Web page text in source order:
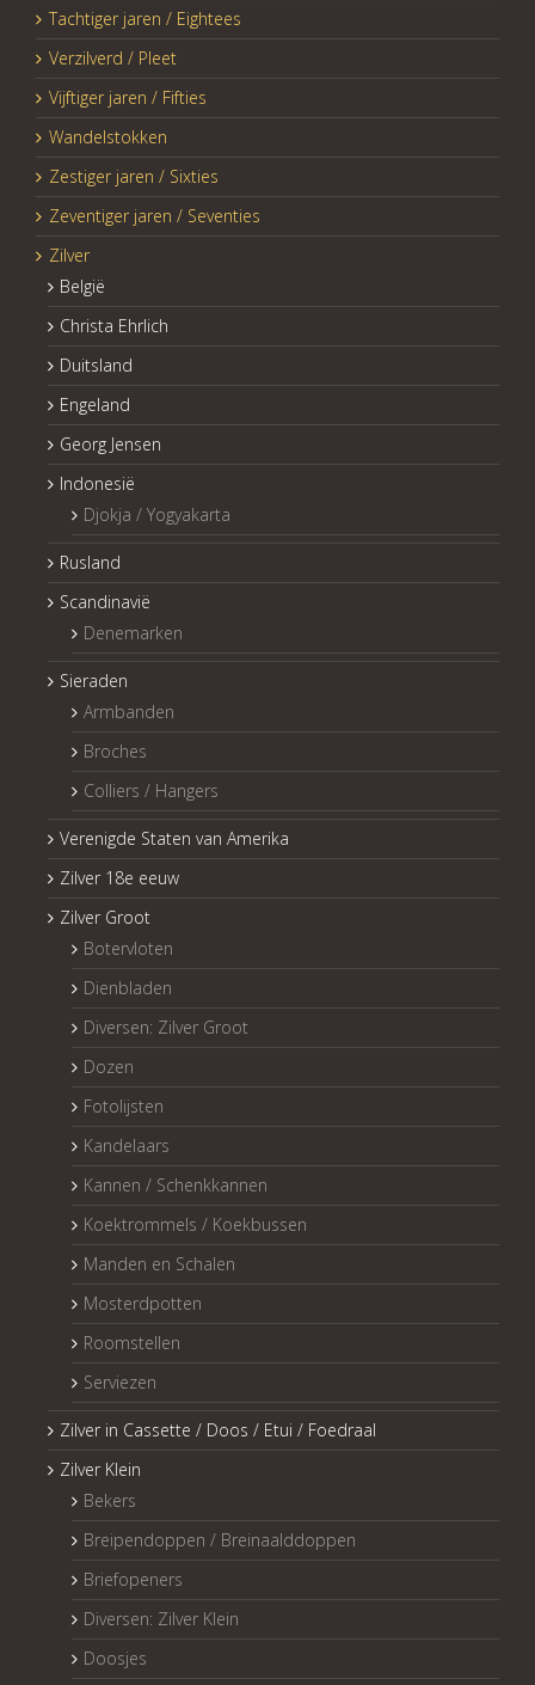
Tachtiger jaren / Eightees
Verzilverd / Pleet
Vijftiger jaren / Fifties
Wandelstokken
Zestiger jaren / Sixties
Zeventiger jaren / Seventies
Zilver
België
Christa Ehrlich
Duitsland
Engeland
Georg Jensen
Indonesië
Djokja / Yogyakarta
Rusland
Scandinavië
Denemarken
Sieraden
Armbanden
Broches
Colliers / Hangers
Verenigde Staten van Amerika
Zilver 18e eeuw
Zilver Groot
Botervloten
Dienbladen
Diversen: Zilver Groot
Dozen
Fotolijsten
Kandelaars
Kannen / Schenkkannen
Koektrommels / Koekbussen
Manden en Schalen
Mosterdpotten
Roomstellen
Serviezen
Zilver in Cassette / Doos / Etui / Foedraal
Zilver Klein
Bekers
Breipendoppen / Breinaalddoppen
Briefopeners
Diversen: Zilver Klein
Doosjes